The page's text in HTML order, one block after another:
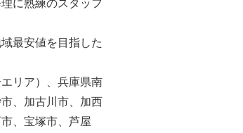
に熟練のスタッフ
最安値を目指した
リア）、兵庫県南
、加古川市、加西
、宝塚市、芦屋